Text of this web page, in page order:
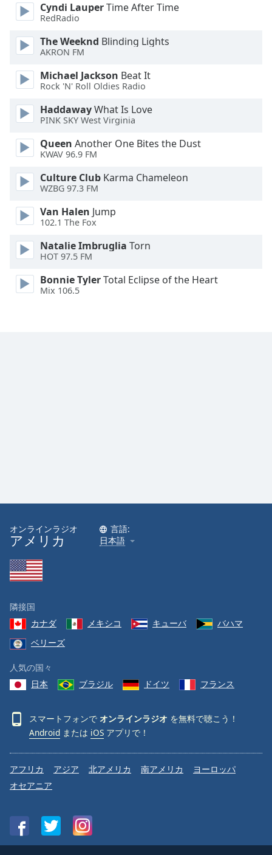
Background
Color
Opacity
Caption
Area
Background
Color
Opacity
Font
Edge
Style
Cyndi LauperTime After Time
RedRadio
The Weeknd Blinding Lights
AKRON FM
Michael Jackson Beat It
Rock 'N' Roll Oldies Radio
HaddawayWhat Is Love
PINK SKY West Virginia
Queen Another One Bites the Dust
KWAV 96.9 FM
Culture Club Karma Chameleon
WZBG 97.3 FM
Van Halen Jump
102.1 The Fox
Natalie Imbruglia Torn
HOT 97.5 FM
Bonnie TylerTotal Eclipse of the Heart
Mix 106.5
オンラインラジオ
アメリカ
言語:
日本語
隣接国
カナダ
メキシコ キューバ
バハマ
ベリーズ
人気の国々
日本
ブラジル ドイツ フランス
スマートフォンで オンラインラジオ を無料で聴こう！
Android または iOS アプリで！
アフリカ アジア 北アメリカ 南アメリカ
ヨーロッパ
オセアニア